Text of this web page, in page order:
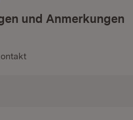
und Anmerkungen